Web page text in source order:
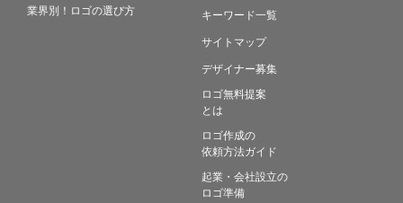
業界別！ロゴの選び方
キーワード一覧
サイトマップ
デザイナー募集
ロゴ無料提案
とは
ロゴ作成の
依頼方法ガイド
起業・会社設立の
ロゴ準備